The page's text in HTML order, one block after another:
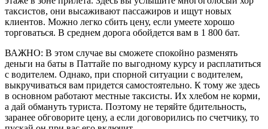
таксистов, они высаживают пассажиров и ищут новых
клиентов. Можно легко сбить цену, если умеете хорошо
торговаться. В среднем дорога обойдется вам в 1 800 бат.
ВАЖНО: В этом случае вы сможете спокойно разменять
деньги на баты в Паттайе по выгодному курсу и расплатиться
с водителем. Однако, при спорной ситуации с водителем,
выкручиваться вам придется самостоятельно. К тому же здесь
в основном работают местные таксисты. Их хлебом не корми,
а дай обмануть туриста. Поэтому не теряйте бдительность,
заранее обговорите цену, а если договорились по счетчику, то